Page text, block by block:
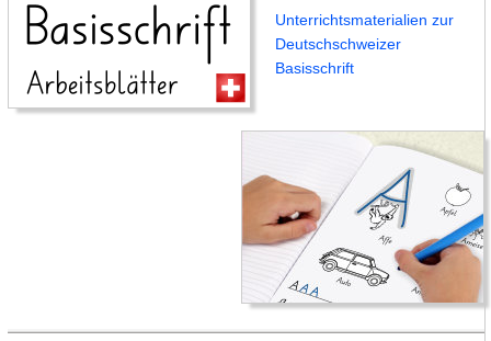
Unterrichtsmaterialien zur
Deutschschweizer
Basisschrift